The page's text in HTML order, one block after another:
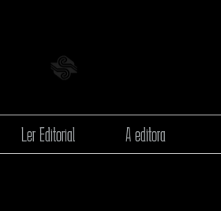
Ler Editorial A editora